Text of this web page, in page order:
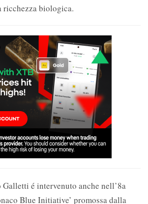
ricchezza biologica.
é intervenuto anche nell’8a
Blue Initiative’ promossa dalla